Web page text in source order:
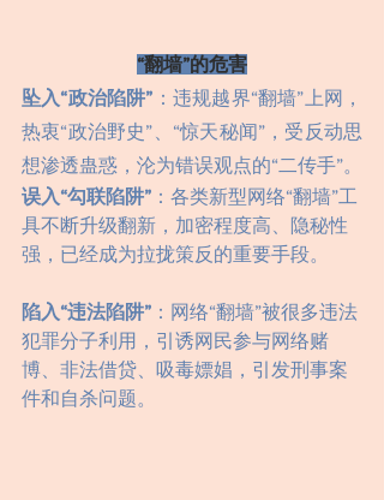
“翻墙”的危害
坠入“政治陷阱” ：违规越界“翻墙”上网，
热衷“政治野史”、“惊天秘闻”，受反动思
想渗透蛊惑，沦为错误观点的“二传手”。
误入“勾联陷阱” ：各类新型网络“翻墙”工
具不断升级翻新，加密程度高、隐秘性
强，已经成为拉拢策反的重要手段。
陷入“违法陷阱” ：网络“翻墙”被很多违法
犯罪分子利用，引诱网民参与网络赌
博、非法借贷、吸毒嫖娼，引发刑事案
件和自杀问题。